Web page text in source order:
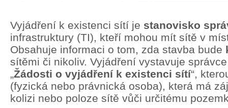
Vyjádření k existenci sítí je stanovisko
infrastruktury (TI), kteří mohou mít sítě v
Obsahuje informaci o tom, zda stavba bude
sítěmi či nikoliv. Vyjádření vystavuje
„Žádosti o vyjádření k existenci sítí“,
(fyzická nebo právnická osoba), která má
kolizi nebo poloze sítě vůči určitému